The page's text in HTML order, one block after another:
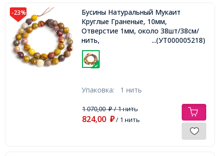
-23%
Бусины Натуральный Мукаит
Круглые Граненые, 10мм,
Отверстие 1мм, около 38шт/38см/
нить,
...(УТ000005218)
Упаковка: 1 нить
1 070,00₽/ 1 нить
824,00 ₽/ 1 нить